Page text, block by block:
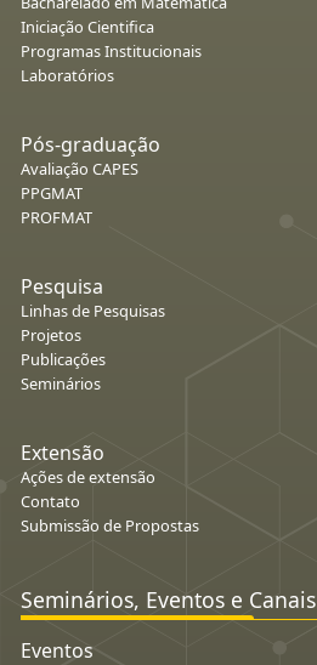
Iniciação Cientifica
Programas Institucionais
Laboratórios
Pós-graduação
Avaliação CAPES
PPGMAT
PROFMAT
Pesquisa
Linhas de Pesquisas
Projetos
Publicações
Seminários
Extensão
Ações de extensão
Contato
Submissão de Propostas
Seminários, Eventos e Canais
Eventos